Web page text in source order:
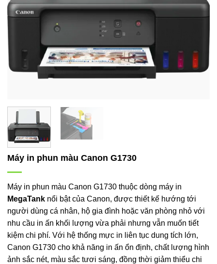
Máy in phun màu Canon G1730
Máy in phun màu Canon G1730 thuộc dòng máy in
MegaTank nổi bật của Canon, được thiết kế hướng tới
người dùng cá nhân, hộ gia đình hoặc văn phòng nhỏ với
nhu cầu in ấn khối lượng vừa phải nhưng vẫn muốn tiết
kiệm chi phí. Với hệ thống mực in liên tục dung tích lớn,
Canon G1730 cho khả năng in ấn ổn định, chất lượng hình
ảnh sắc nét, màu sắc tươi sáng, đồng thời giảm thiểu chi